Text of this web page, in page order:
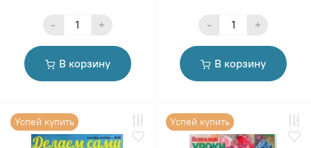
- +
В корзину
- +
В корзину
Успей купить Успей купить